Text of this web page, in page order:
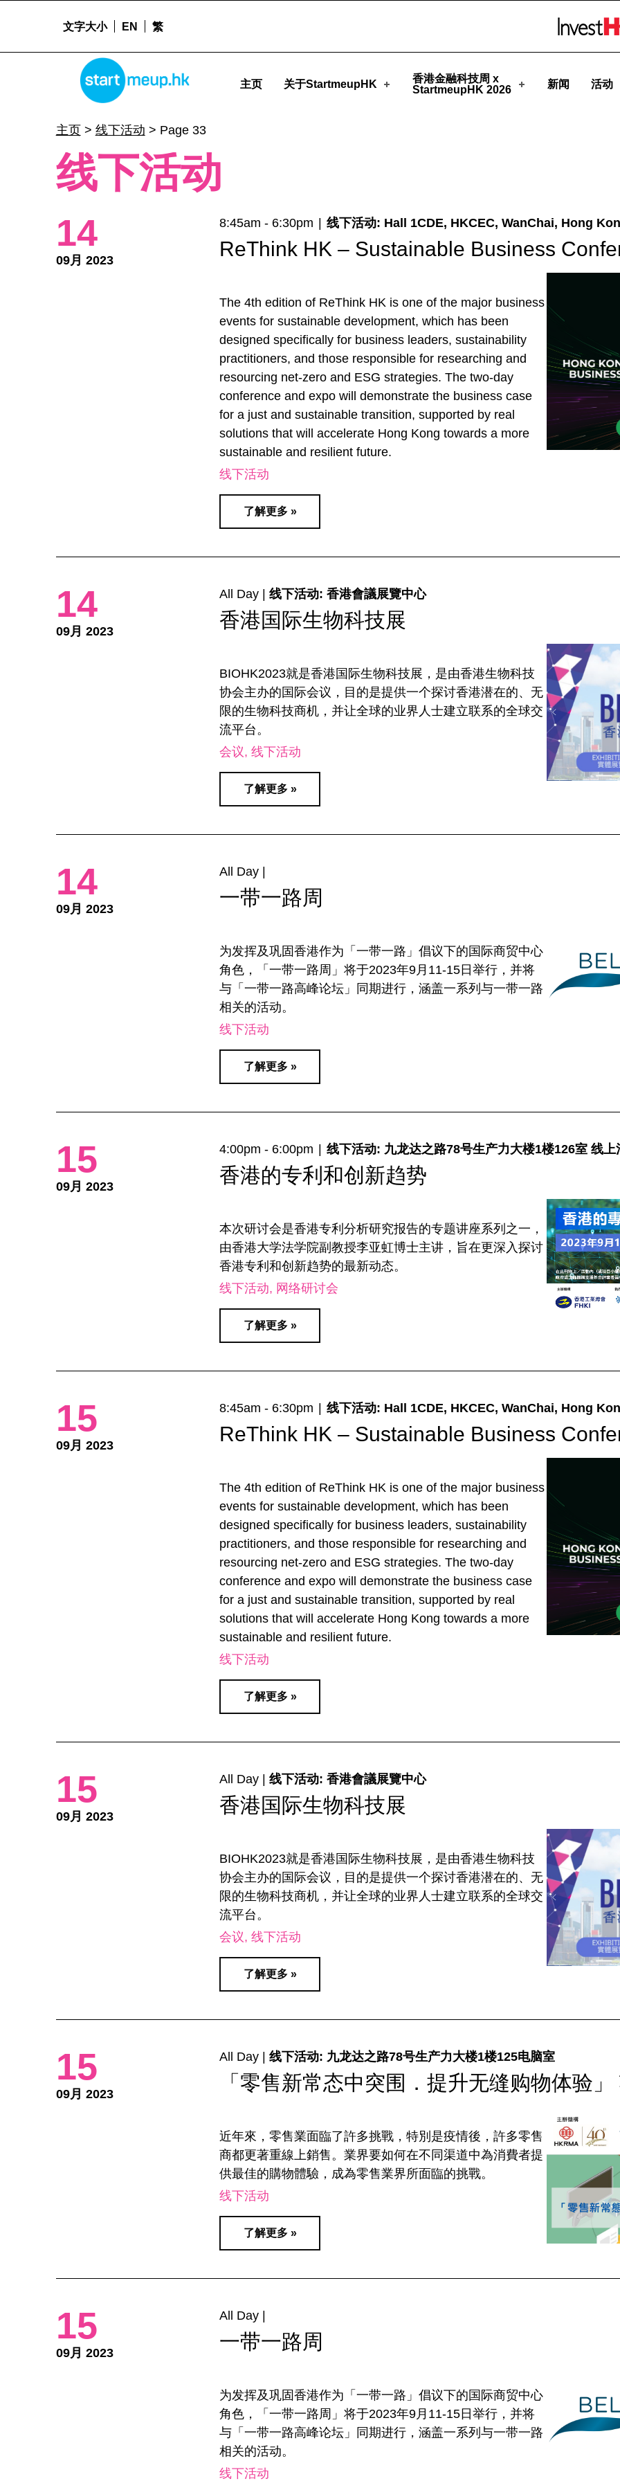
线下活动 Archives - Page 33 of 47 - StartmeupHK
STARTMEUPHK
主页 关于StartmeupHK
香港金融科技周 x
StartmeupHK 2026
新闻 活动
文字大小 EN 繁
主页> 线下活动 > Page 33
线下活动
14
09月 2023
8:45am - 6:30pm | 线下活动: Hall 1CDE, HKCEC, WanChai, Hong
ReThink HK – Sustainable Business
The 4th edition of ReThink HK is one of the major business
events for sustainable development, which has been
designed specifically for business leaders, sustainability
practitioners, and those responsible for researching and
resourcing net-zero and ESG strategies. The two-day
conference and expo will demonstrate the business case
for a just and sustainable transition, supported by real
solutions that will accelerate Hong Kong towards a more
sustainable and resilient future.
线下活动
了解更多 »
14
09月 2023
All Day |线下活动: 香港會議展覽中心
香港国际生物科技展
BIOHK2023就是香港国际生物科技展，是由香港生物科技
协会主办的国际会议，目的是提供一个探讨香港潜在的、无
限的生物科技商机，并让全球的业界人士建立联系的全球交
流平台。
会议
线下活动
了解更多 »
14
09月 2023
All Day |
一带一路周
为发挥及巩固香港作为「一带一路」倡议下的国际商贸中心
角色，「一带一路周」将于2023年9月11-15日举行，并将
与「一带一路高峰论坛」同期进行，涵盖一系列与一带一路
相关的活动。
线下活动
了解更多 »
15
09月 2023
4:00pm - 6:00pm | 线下活动: 九龙达之路78号生产力大楼1楼126室 线上
香港的专利和创新趋势
本次研讨会是香港专利分析研究报告的专题讲座系列之一，
由香港大学法学院副教授李亚虹博士主讲，旨在更深入探讨
香港专利和创新趋势的最新动态。
线下活动
网络研讨会
了解更多 »
15
09月 2023
8:45am - 6:30pm | 线下活动: Hall 1CDE, HKCEC, WanChai, Hong
ReThink HK – Sustainable Business
The 4th edition of ReThink HK is one of the major business
events for sustainable development, which has been
designed specifically for business leaders, sustainability
practitioners, and those responsible for researching and
resourcing net-zero and ESG strategies. The two-day
conference and expo will demonstrate the business case
for a just and sustainable transition, supported by real
solutions that will accelerate Hong Kong towards a more
sustainable and resilient future.
线下活动
了解更多 »
15
09月 2023
All Day |线下活动: 香港會議展覽中心
香港国际生物科技展
BIOHK2023就是香港国际生物科技展，是由香港生物科技
协会主办的国际会议，目的是提供一个探讨香港潜在的、无
限的生物科技商机，并让全球的业界人士建立联系的全球交
流平台。
会议
线下活动
了解更多 »
15
09月 2023
All Day |线下活动: 九龙达之路78号生产力大楼1楼125电脑室
「零售新常态中突围．提升无缝购物体验
近年來，零售業面臨了許多挑戰，特別是疫情後，許多零售
商都更著重線上銷售。業界要如何在不同渠道中為消費者提
供最佳的購物體驗，成為零售業界所面臨的挑戰。
线下活动
了解更多 »
15
09月 2023
All Day |
一带一路周
为发挥及巩固香港作为「一带一路」倡议下的国际商贸中心
角色，「一带一路周」将于2023年9月11-15日举行，并将
与「一带一路高峰论坛」同期进行，涵盖一系列与一带一路
相关的活动。
线下活动